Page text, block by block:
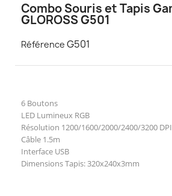
Combo Souris et Tapis
GLOROSS G501
Référence G501
6 Boutons
LED Lumineux RGB
Résolution 1200/1600/2000/2400/3200 DPI
Câble 1.5m
Interface USB
Dimensions Tapis: 320x240x3mm